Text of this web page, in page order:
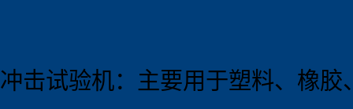
冲击试验机：主要用于塑料、橡